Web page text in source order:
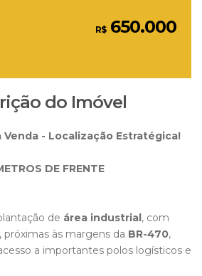
R$650.000
do Imóvel
- Localização Estratégica!
DE FRENTE
de área industrial , com
próximas às margens da BR-470,
a importantes polos logísticos e